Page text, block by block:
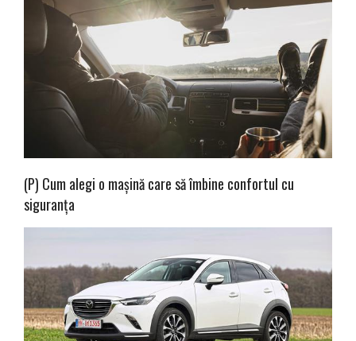
(P) Cum alegi o mașină care să îmbine confortul cu
siguranța